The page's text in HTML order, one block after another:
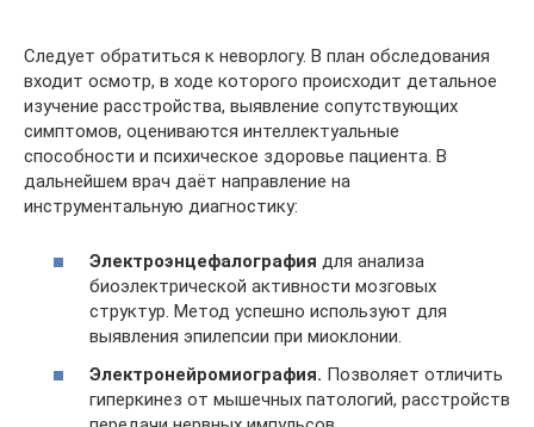
Следует обратиться к неворлогу. В план обследования
входит осмотр, в ходе которого происходит детальное
изучение расстройства, выявление сопутствующих
симптомов, оцениваются интеллектуальные
способности и психическое здоровье пациента. В
дальнейшем врач даёт направление на
инструментальную диагностику:
Электроэнцефалография для анализа
биоэлектрической активности мозговых
структур. Метод успешно используют для
выявления эпилепсии при миоклонии.
Электронейромиография. Позволяет отличить
гиперкинез от мышечных патологий, расстройств